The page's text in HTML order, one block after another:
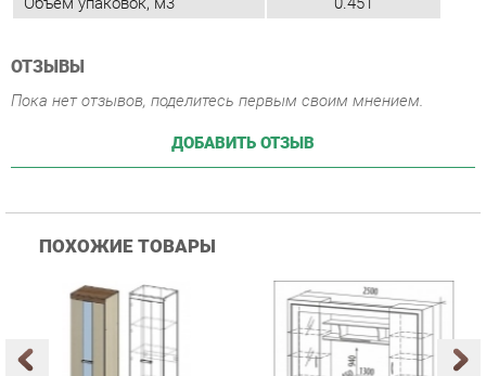
Купить
Гостиная Стиль
Атлантида-2 Венге-дуб
25 223 ₽ Купить
Гостиная Витра
Симфония 7.10
55 482 ₽